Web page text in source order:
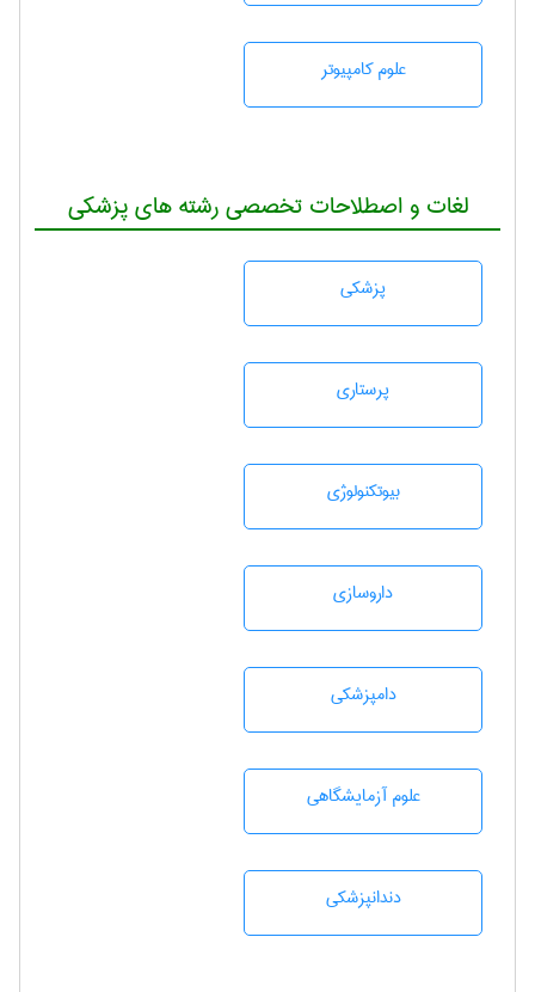
علوم کامپیوتر
لغات و اصطلاحات تخصصی رشته های پزشکی
پزشكی
پرستاری
بيوتكنولوژی
داروسازی
دامپزشكی
علوم آزمايشگاهی
دندانپزشكی